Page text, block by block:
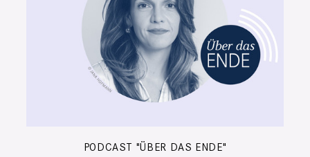
PODCAST "ÜBER DAS ENDE"